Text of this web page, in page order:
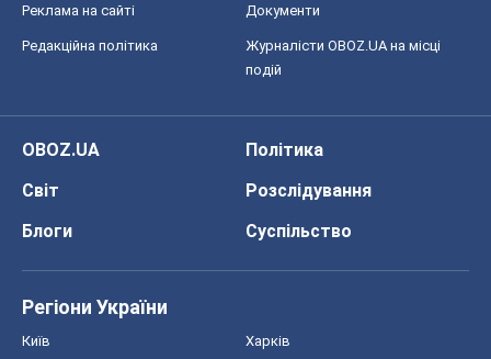
Реклама на сайті Документи
Редакційна політика
Журналісти OBOZ.UA на місці
подій
OBOZ.UA
Політика
Світ
Розслідування
Блоги
Суспільство
Регіони України
Київ Харків